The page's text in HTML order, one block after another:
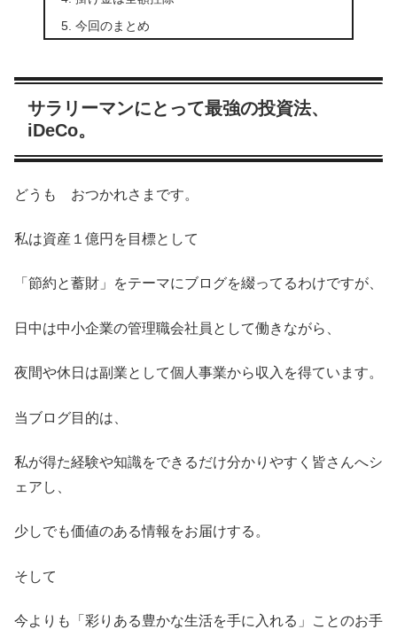
今回のまとめ
サラリーマンにとって最強の投資法、
iDeCo。
どうも おつかれさまです。
私は資産１億円を目標として
「節約と蓄財」をテーマにブログを綴ってるわけですが、
日中は中小企業の管理職会社員として働きながら、
夜間や休日は副業として個人事業から収入を得ています。
当ブログ目的は、
私が得た経験や知識をできるだけ分かりやすく皆さんへシ
ェアし、
少しでも価値のある情報をお届けする。
そして
今よりも「彩りある豊かな生活を手に入れる」ことのお手